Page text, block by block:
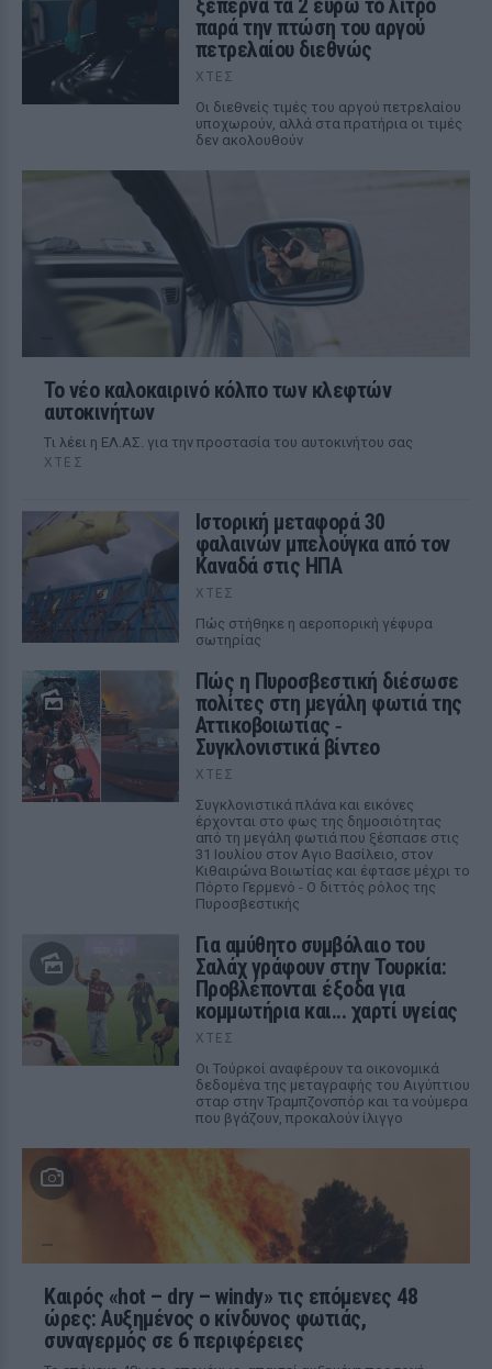
ξεπερνά τα 2 ευρώ το λίτρο
παρά την πτώση του αργού
πετρελαίου διεθνώς
ΧΤΕΣ
Οι διεθνείς τιμές του αργού πετρελαίου
υποχωρούν, αλλά στα πρατήρια οι τιμές
δεν ακολουθούν
Το νέο καλοκαιρινό κόλπο των κλεφτών
αυτοκινήτων
Tι λέει η ΕΛ.ΑΣ. για την προστασία του αυτοκινήτου σας
ΧΤΕΣ
Ιστορική μεταφορά 30
φαλαινών μπελούγκα από τον
Καναδά στις ΗΠΑ
ΧΤΕΣ
Πώς στήθηκε η αεροπορική γέφυρα
σωτηρίας
Πώς η Πυροσβεστική διέσωσε
πολίτες στη μεγάλη φωτιά της
Αττικοβοιωτίας ‑
Συγκλονιστικά βίντεο
ΧΤΕΣ
Συγκλονιστικά πλάνα και εικόνες
έρχονται στο φως της δημοσιότητας
από τη μεγάλη φωτιά που ξέσπασε στις
31 Ιουλίου στον Αγιο Βασίλειο, στον
Κιθαιρώνα Βοιωτίας και έφτασε μέχρι το
Πόρτο Γερμενό - Ο διττός ρόλος της
Πυροσβεστικής
Για αμύθητο συμβόλαιο του
Σαλάχ γράφουν στην Τουρκία:
Προβλέπονται έξοδα για
κομμωτήρια και... χαρτί υγείας
ΧΤΕΣ
Οι Τούρκοί αναφέρουν τα οικονομικά
δεδομένα της μεταγραφής του Αιγύπτιου
σταρ στην Τραμπζονσπόρ και τα νούμερα
που βγάζουν, προκαλούν ίλιγγο
Καιρός «hot – dry – windy» τις επόμενες 48
ώρες: Αυξημένος ο κίνδυνος φωτιάς,
συναγερμός σε 6 περιφέρειες